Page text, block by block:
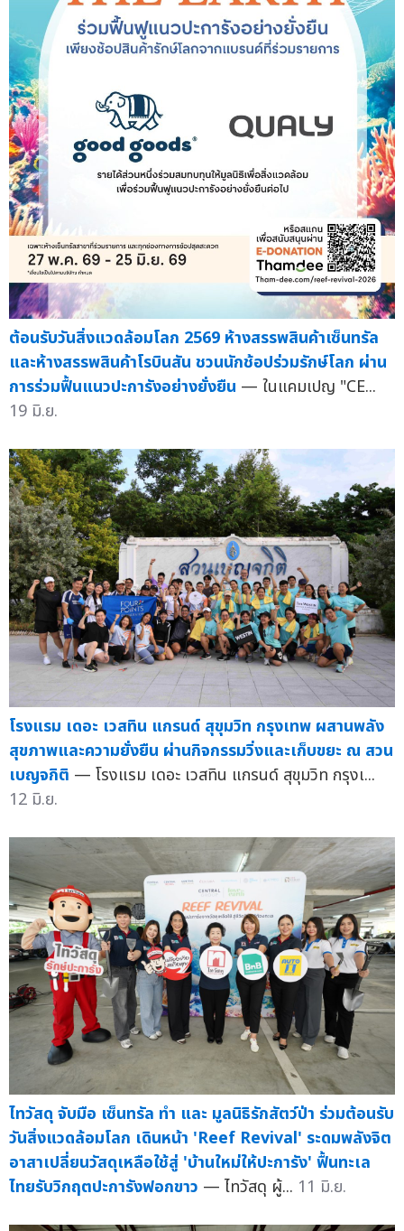
ต้อนรับวันสิ่งแวดล้อมโลก 2569 ห้างสรรพสินค้าเซ็นทรัล
และห้างสรรพสินค้าโรบินสัน ชวนนักช้อปร่วมรักษ์โลก ผ่าน
การร่วมฟื้นแนวปะการังอย่างยั่งยืน — ในแคมเปญ "CE...
19 มิ.ย.
โรงแรม เดอะ เวสทิน แกรนด์ สุขุมวิท กรุงเทพ ผสานพลัง
สุขภาพและความยั่งยืน ผ่านกิจกรรมวิ่งและเก็บขยะ ณ สวน
เบญจกิติ — โรงแรม เดอะ เวสทิน แกรนด์ สุขุมวิท กรุงเ...
12 มิ.ย.
ไทวัสดุ จับมือ เซ็นทรัล ทำ และ มูลนิธิรักสัตว์ป่า ร่วมต้อนรับ
วันสิ่งแวดล้อมโลก เดินหน้า 'Reef Revival' ระดมพลังจิต
อาสาเปลี่ยนวัสดุเหลือใช้สู่ 'บ้านใหม่ให้ปะการัง' ฟื้นทะเล
ไทยรับวิกฤตปะการังฟอกขาว — ไทวัสดุ ผู้... 11 มิ.ย.